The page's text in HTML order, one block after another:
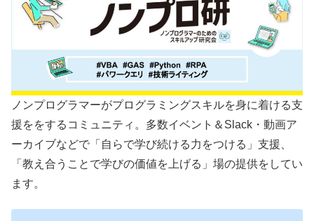
ノンプログラマーがプログラミングスキルを身に着ける支
援ををするコミュニティ。多数イベント＆Slack・動画ア
ーカイブなどで「自らで学び続ける力をつける」支援、
「教え合うことで学びの価値を上げる」場の提供をしてい
ます。